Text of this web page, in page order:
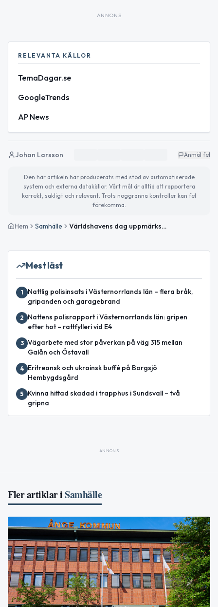
ANNONS
RELEVANTA KÄLLOR
TemaDagar.se
GoogleTrends
AP News
Johan Larsson Anmäl fel
Den här artikeln har producerats med stöd av automatiserade
system och externa datakällor. Vårt mål är alltid att rapportera
korrekt, sakligt och relevant. Trots noggranna kontroller kan fel
förekomma.
Hem Samhälle Världshavens dag uppmärksammas – soligt och varmt i Ånge
Mest läst
1
Nattlig polisinsats i Västernorrlands län – flera bråk,
gripanden och garagebrand
2
Nattens polisrapport i Västernorrlands län: gripen
efter hot – rattfylleri vid E4
3 Vägarbete med stor påverkan på väg 315 mellan
Galån och Östavall
4
Eritreansk och ukrainsk buffé på Borgsjö
Hembygdsgård
5
Kvinna hittad skadad i trapphus i Sundsvall – två
gripna
ANNONS
Fler artiklar iSamhälle